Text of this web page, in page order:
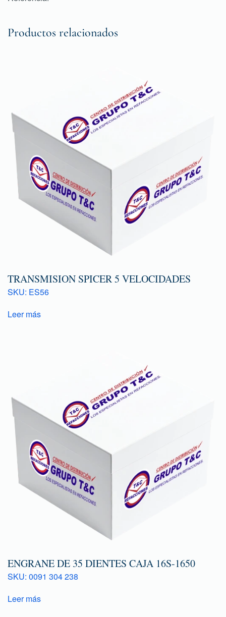
Productos relacionados
TRANSMISION SPICER 5 VELOCIDADES
SKU: ES56
Leer más
ENGRANE DE 35 DIENTES CAJA 16S-1650
SKU: 0091 304 238
Leer más